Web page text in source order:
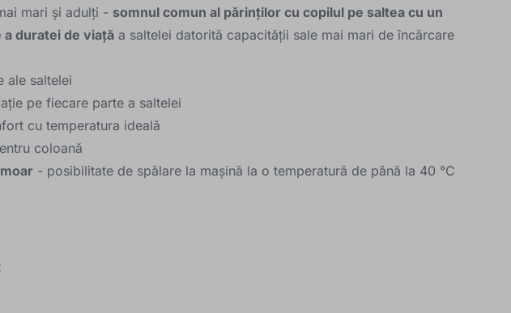
mari și adulți - somnul comun al părinților cu copilul pe saltea cu un
duratei de viață a saltelei datorită capacității sale mai mari de încărcare
ale saltelei
pe fiecare parte a saltelei
cu temperatura ideală
coloană
- posibilitate de spălare la mașină la o temperatură de până la 40 °C